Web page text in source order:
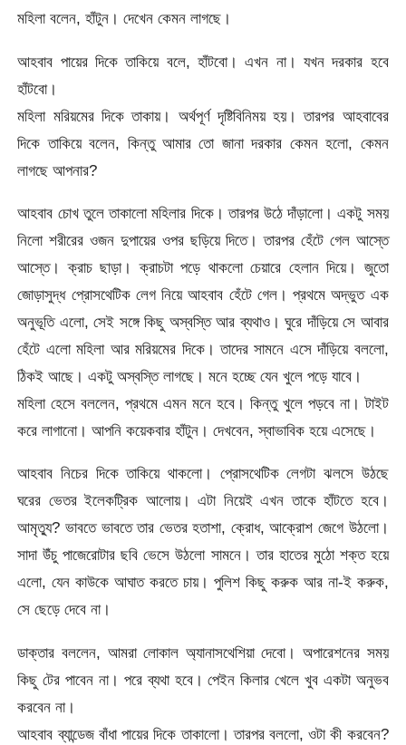
মহিলা বলেন, হাঁটুন। দেখেন কেমন লাগছে।
আহবাব পায়ের দিকে তাকিয়ে বলে, হাঁটবো। এখন না। যখন দরকার হবে
হাঁটবো।
মহিলা মরিয়মের দিকে তাকায়। অর্থপূর্ণ দৃষ্টিবিনিময় হয়। তারপর আহবাবের
দিকে তাকিয়ে বলেন, কিন্তু আমার তো জানা দরকার কেমন হলো, কেমন
লাগছে আপনার?
আহবাব চোখ তুলে তাকালো মহিলার দিকে। তারপর উঠে দাঁড়ালো। একটু সময়
নিলো শরীরের ওজন দুপায়ের ওপর ছড়িয়ে দিতে। তারপর হেঁটে গেল আস্তে
আস্তে। ক্রাচ ছাড়া। ক্রাচটা পড়ে থাকলো চেয়ারে হেলান দিয়ে। জুতো
জোড়াসুদ্ধ প্রোসথেটিক লেগ নিয়ে আহবাব হেঁটে গেল। প্রথমে অদ্ভুত এক
অনুভূতি এলো, সেই সঙ্গে কিছু অস্বস্তি আর ব্যথাও। ঘুরে দাঁড়িয়ে সে আবার
হেঁটে এলো মহিলা আর মরিয়মের দিকে। তাদের সামনে এসে দাঁড়িয়ে বললো,
ঠিকই আছে। একটু অস্বস্তি লাগছে। মনে হচ্ছে যেন খুলে পড়ে যাবে।
মহিলা হেসে বললেন, প্রথমে এমন মনে হবে। কিন্তু খুলে পড়বে না। টাইট
করে লাগানো। আপনি কয়েকবার হাঁটুন। দেখবেন, স্বাভাবিক হয়ে এসেছে।
আহবাব নিচের দিকে তাকিয়ে থাকলো। প্রোসথেটিক লেগটা ঝলসে উঠছে
ঘরের ভেতর ইলেকট্রিক আলোয়। এটা নিয়েই এখন তাকে হাঁটতে হবে।
আমৃত্যু? ভাবতে ভাবতে তার ভেতর হতাশা, ক্রোধ, আক্রোশ জেগে উঠলো।
সাদা উঁচু পাজেরোটার ছবি ভেসে উঠলো সামনে। তার হাতের মুঠো শক্ত হয়ে
এলো, যেন কাউকে আঘাত করতে চায়। পুলিশ কিছু করুক আর না-ই করুক,
সে ছেড়ে দেবে না।
ডাক্তার বললেন, আমরা লোকাল অ্যানাসথেশিয়া দেবো। অপারেশনের সময়
কিছু টের পাবেন না। পরে ব্যথা হবে। পেইন কিলার খেলে খুব একটা অনুভব
করবেন না।
আহবাব ব্যান্ডেজ বাঁধা পায়ের দিকে তাকালো। তারপর বললো, ওটা কী করবেন?